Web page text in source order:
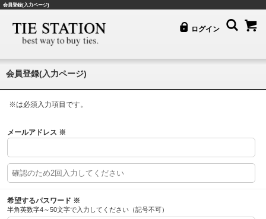
会員登録(入力ページ)
ログイン
会員登録(入力ページ)
※は必須入力項目です。
メールアドレス ※
希望するパスワード ※
半角英数字4～50文字で入力してください（記号不可）